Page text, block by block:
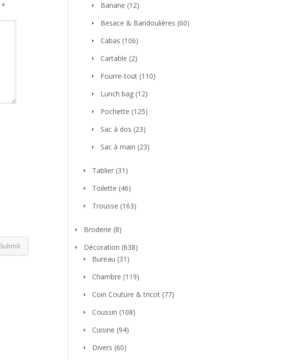
*
Banane (12)
Besace & Bandoulières (60)
Cabas (106)
Cartable (2)
Fourre-tout (110)
Lunch bag (12)
Pochette (125)
Sac à dos (23)
Sac à main (23)
Tablier (31)
Toilette (46)
Trousse (163)
Broderie (8)
Décoration (638)
Bureau (31)
Chambre (119)
Coin Couture & tricot (77)
Coussin (108)
Cuisine (94)
Divers (60)